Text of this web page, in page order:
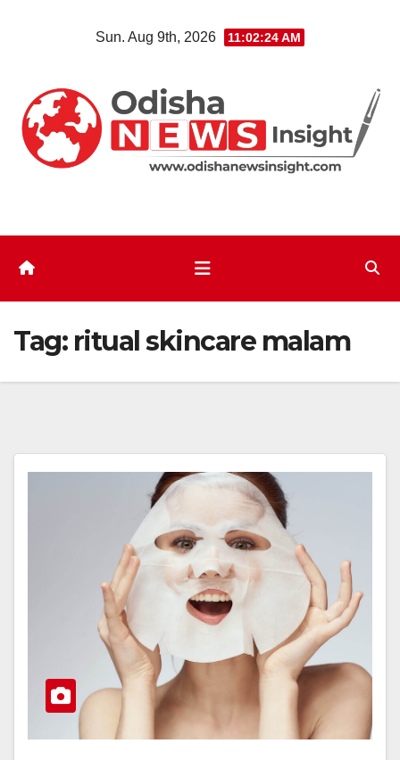
Sun. Aug 9th, 2026 11:02:24 AM
Tag: ritual skincare malam